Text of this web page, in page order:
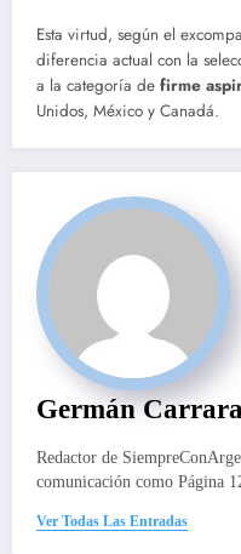
Esta virtud, según el
diferencia actual con la
a la categoría de firme
Unidos, México y Canadá.
Germán
Redactor de
comunicación como Página
Ver Todas Las Entradas